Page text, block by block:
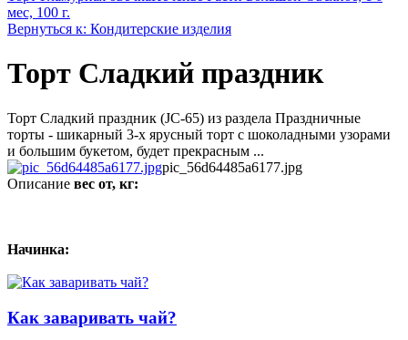
мес, 100 г.
Вернуться к: Кондитерские изделия
Торт Сладкий праздник
Торт Сладкий праздник (JC-65) из раздела Праздничные
торты - шикарный 3-х ярусный торт с шоколадными узорами
и большим букетом, будет прекрасным ...
pic_56d64485a6177.jpg
Описание вес от, кг:
Начинка:
Как заваривать чай?